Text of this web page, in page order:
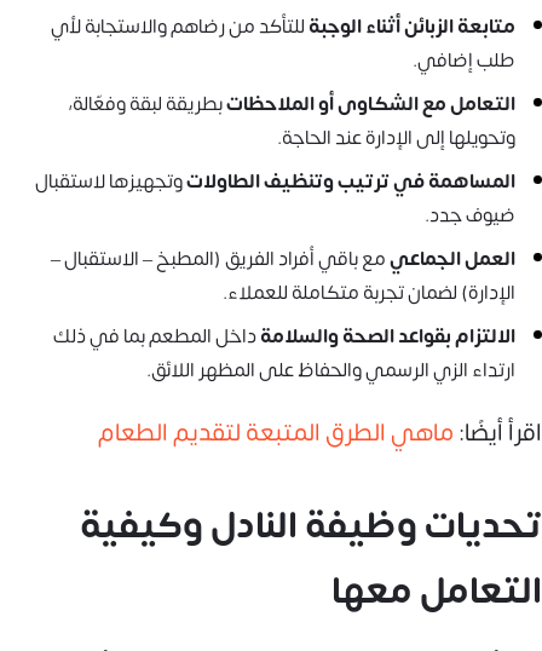
متابعة الزبائن أثناء الوجبةللتأكد من رضاهم والاستجابة لأي
طلب إضافي.
التعامل مع الشكاوى أو الملاحظاتبطريقة لبقة وفعّالة،
وتحويلها إلى الإدارة عند الحاجة.
المساهمة في ترتيب وتنظيف الطاولاتوتجهيزها لاستقبال
ضيوف جدد.
العمل الجماعيمع باقي أفراد الفريق (المطبخ – الاستقبال –
الإدارة) لضمان تجربة متكاملة للعملاء.
الالتزام بقواعد الصحة والسلامةداخل المطعم بما في ذلك
ارتداء الزي الرسمي والحفاظ على المظهر اللائق.
اقرأ أيضًا:ماهي الطرق المتبعة لتقديم الطعام
تحديات وظيفة النادل وكيفية
التعامل معها